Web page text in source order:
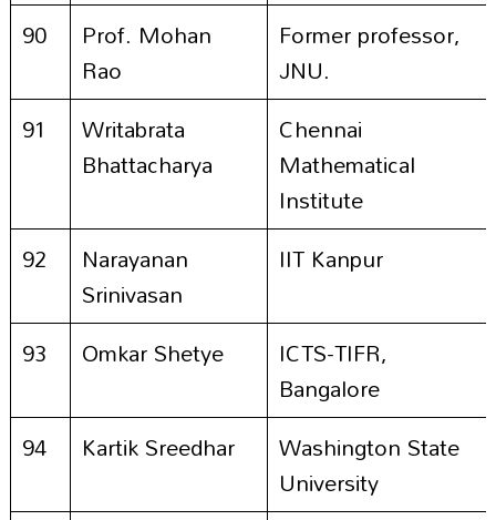
90
Prof. Mohan
Rao
Former professor,
JNU.
91
Writabrata
Bhattacharya
Chennai
Mathematical
Institute
92
Narayanan
Srinivasan
IIT Kanpur
93 Omkar Shetye
ICTS-TIFR,
Bangalore
94
Kartik Sreedhar
Washington State
University